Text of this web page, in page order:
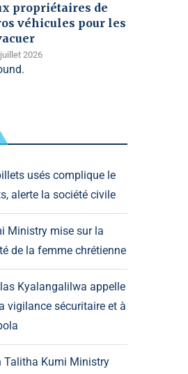
propriétaires de
véhicules pour les
2026
usés complique le
alerte la société civile
Ministry mise sur la
de la femme chrétienne
Kyalangalilwa appelle
vigilance sécuritaire et à
Talitha Kumi Ministry